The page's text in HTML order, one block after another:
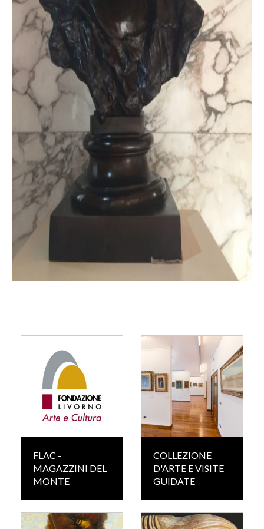
FLAC -
MAGAZZINI DEL
MONTE
COLLEZIONE
D'ARTE E VISITE
GUIDATE